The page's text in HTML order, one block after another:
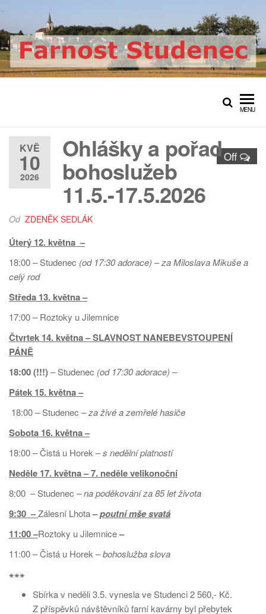
obsah
Farnost StudenecOficiální web římskokatolické
farnosti Studenec
MENU
KVĚ
10
2026
Off
Ohlášky a pořad
bohoslužeb
11.5.-17.5.2026
Od ZDENĚK SEDLÁK
Úterý 12. května –
18:00 – Studenec (od 17:30 adorace) –za Miloslava Mikuše a
celý rod
Středa 13. května –
17:00 – Roztoky u Jilemnice
Čtvrtek 14. května – SLAVNOST NANEBEVSTOUPENÍ
PÁNĚ
18:00 (!!!)– Studenec (od 17:30 adorace) –
Pátek 15. května –
18:00 – Studenec –za živé a zemřelé hasiče
Sobota 16. května –
18:00 – Čistá u Horek –s nedělní platností
Neděle 17. května – 7. neděle velikonoční
8:00 – Studenec – na poděkování za 85 let života
9:30 –Zálesní Lhota–poutní mše svatá
11:00 –Roztoky u Jilemnice–
11:00 – Čistá u Horek –bohoslužba slova
⁕⁕⁕
Sbírka v neděli 3.5. vynesla ve Studenci 2 560,- Kč.
Z příspěvků návštěvníků farní kavárny byl přebytek